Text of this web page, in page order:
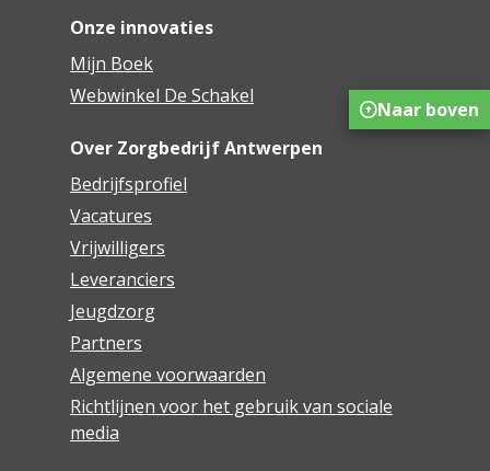
Onze innovaties
Mijn Boek
Webwinkel De Schakel
Over Zorgbedrijf Antwerpen
Bedrijfsprofiel
Vacatures
Vrijwilligers
Leveranciers
Jeugdzorg
Partners
Algemene voorwaarden
Richtlijnen voor het gebruik van sociale
media
Naar boven